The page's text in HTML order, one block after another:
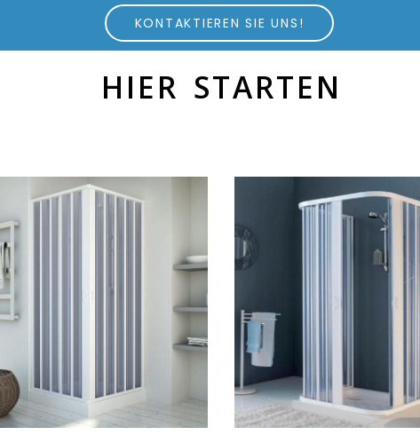
KONTAKTIEREN SIE UNS!
HIER STARTEN